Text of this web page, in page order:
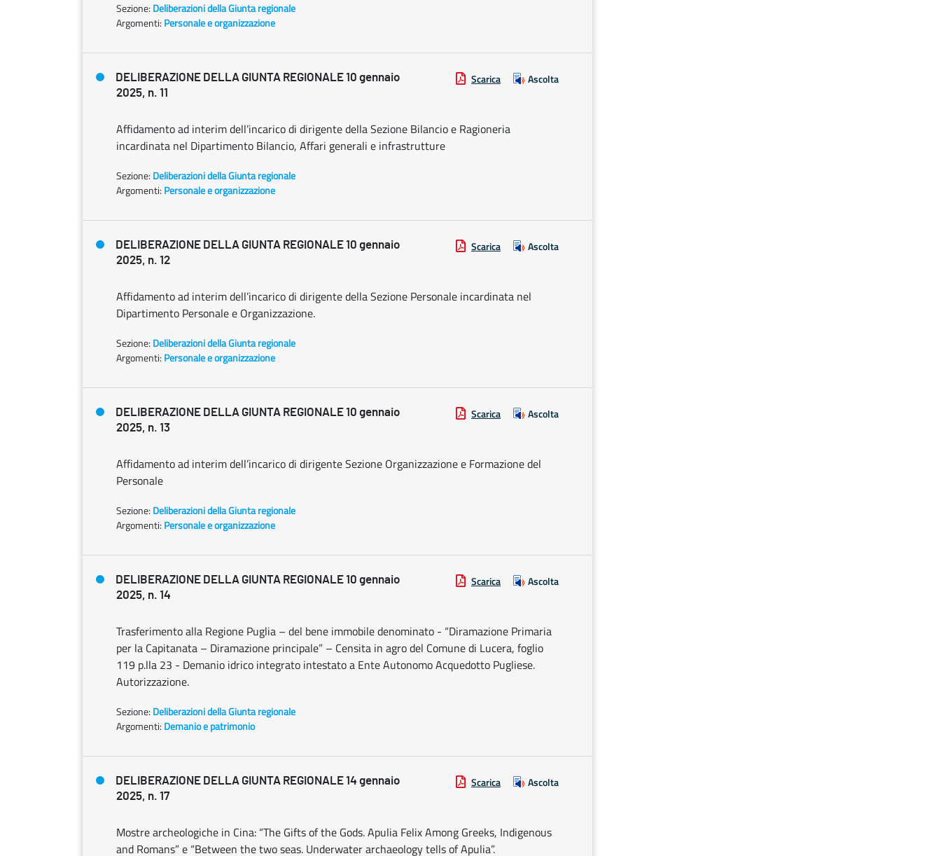
Sezione: Deliberazioni della Giunta regionale
Argomenti: Personale e organizzazione
DELIBERAZIONE DELLA GIUNTA REGIONALE 10 gennaio
2025, n. 11
Scarica Ascolta
Affidamento ad interim dell’incarico di dirigente della Sezione Bilancio e Ragioneria
incardinata nel Dipartimento Bilancio, Affari generali e infrastrutture
Sezione: Deliberazioni della Giunta regionale
Argomenti: Personale e organizzazione
DELIBERAZIONE DELLA GIUNTA REGIONALE 10 gennaio
2025, n. 12
Scarica Ascolta
Affidamento ad interim dell’incarico di dirigente della Sezione Personale incardinata nel
Dipartimento Personale e Organizzazione.
Sezione: Deliberazioni della Giunta regionale
Argomenti: Personale e organizzazione
DELIBERAZIONE DELLA GIUNTA REGIONALE 10 gennaio
2025, n. 13
Scarica Ascolta
Affidamento ad interim dell’incarico di dirigente Sezione Organizzazione e Formazione del
Personale
Sezione: Deliberazioni della Giunta regionale
Argomenti: Personale e organizzazione
DELIBERAZIONE DELLA GIUNTA REGIONALE 10 gennaio
2025, n. 14
Scarica Ascolta
Trasferimento alla Regione Puglia – del bene immobile denominato - “Diramazione Primaria
per la Capitanata – Diramazione principale” – Censita in agro del Comune di Lucera, foglio
119 p.lla 23 - Demanio idrico integrato intestato a Ente Autonomo Acquedotto Pugliese.
Autorizzazione.
Sezione: Deliberazioni della Giunta regionale
Argomenti: Demanio e patrimonio
DELIBERAZIONE DELLA GIUNTA REGIONALE 14 gennaio
2025, n. 17
Scarica Ascolta
Mostre archeologiche in Cina: “The Gifts of the Gods. Apulia Felix Among Greeks, Indigenous
and Romans” e “Between the two seas. Underwater archaeology tells of Apulia”.